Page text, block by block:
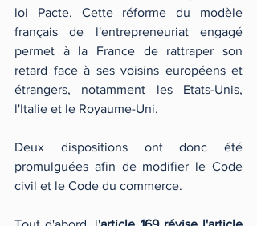
loi Pacte. Cette réforme du modèle
français de l'entrepreneuriat engagé
permet à la France de rattraper son
retard face à ses voisins européens et
étrangers, notamment les Etats-Unis,
l'Italie et le Royaume-Uni.
Deux dispositions ont donc été
promulguées afin de modifier le Code
civil et le Code du commerce.